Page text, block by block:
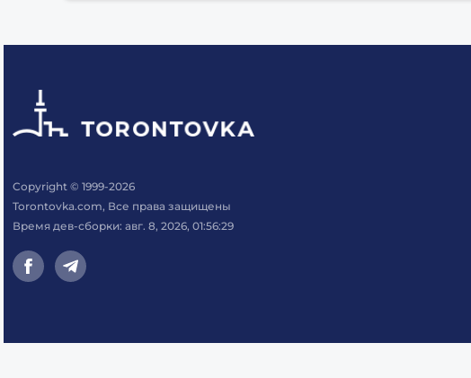
Copyright © 1999-2026
Torontovka.com, Все права защищены
Время дев-сборки: авг. 8, 2026, 01:56:29